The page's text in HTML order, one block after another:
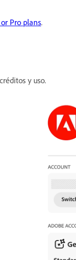
Pro plans.
y uso.